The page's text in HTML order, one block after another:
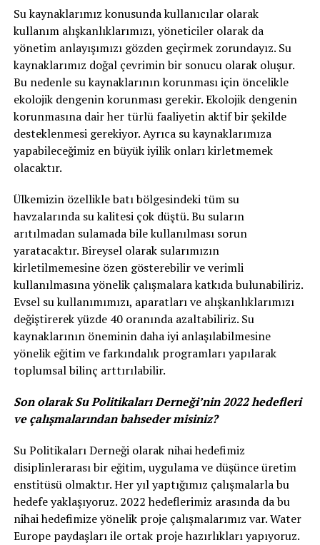
Su kaynaklarımız konusunda kullanıcılar olarak
kullanım alışkanlıklarımızı, yöneticiler olarak da
yönetim anlayışımızı gözden geçirmek zorundayız. Su
kaynaklarımız doğal çevrimin bir sonucu olarak oluşur.
Bu nedenle su kaynaklarının korunması için öncelikle
ekolojik dengenin korunması gerekir. Ekolojik dengenin
korunmasına dair her türlü faaliyetin aktif bir şekilde
desteklenmesi gerekiyor. Ayrıca su kaynaklarımıza
yapabileceğimiz en büyük iyilik onları kirletmemek
olacaktır.
Ülkemizin özellikle batı bölgesindeki tüm su
havzalarında su kalitesi çok düştü. Bu suların
arıtılmadan sulamada bile kullanılması sorun
yaratacaktır. Bireysel olarak sularımızın
kirletilmemesine özen gösterebilir ve verimli
kullanılmasına yönelik çalışmalara katkıda bulunabiliriz.
Evsel su kullanımımızı, aparatları ve alışkanlıklarımızı
değiştirerek yüzde 40 oranında azaltabiliriz. Su
kaynaklarının öneminin daha iyi anlaşılabilmesine
yönelik eğitim ve farkındalık programları yapılarak
toplumsal bilinç arttırılabilir.
Son olarak Su Politikaları Derneği’nin 2022 hedefleri
ve çalışmalarından bahseder misiniz?
Su Politikaları Derneği olarak nihai hedefimiz
disiplinlerarası bir eğitim, uygulama ve düşünce üretim
enstitüsü olmaktır. Her yıl yaptığımız çalışmalarla bu
hedefe yaklaşıyoruz. 2022 hedeflerimiz arasında da bu
nihai hedefimize yönelik proje çalışmalarımız var. Water
Europe paydaşları ile ortak proje hazırlıkları yapıyoruz.